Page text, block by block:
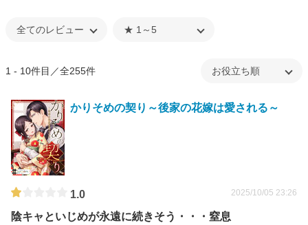
1 - 10件目／全255件
かりそめの契り～後家の花嫁は愛される～
1.0 2025/10/05 23:26
陰キャといじめが永遠に続きそう・・・窒息